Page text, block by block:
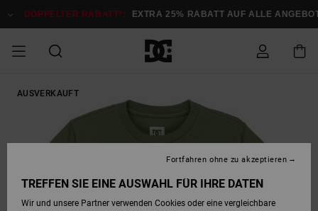
Produktinformation
DOPPELTER RABATT*: EXTRA 25% RABATT AUF ALLE ANGEBOTE
DOPPELTER
Sale
Accessoires
SALE FRAUEN Snow
SALE KINDER
Sale
Sale
Court Graffik
Lynx
HIGHLIGHTS Ducati
DC Command
SCHUHE
Skate
Sneakers
Sweatshirts
T-shirts
Mützen
Taschen &
Court Graffik
Alle ansehen
HIGHLIGHTS Astrix
DC Command
SCHUHE
Sneakers
Skate
Alle ansehen
Pure
Stag
SCHUHE Skate
Babyschuhe
BEKLEIDUNG
T-Shirts
Sweatshirts &
Mützen
Taschen
Alle ansehen
COMMUNITY
MÄNNER
Snowboard
FRAUEN
Schneejacken
SNOW SHOP FÜR
Bestellung
Versand
Retouren
AUSVERKAUFT
TREFFEN SIE EINE AUSWAHL FÜR IHRE DATEN
Wir und unsere Partner verwenden Cookies oder eine vergleichbare
Fortfahren ohne zu akzeptieren